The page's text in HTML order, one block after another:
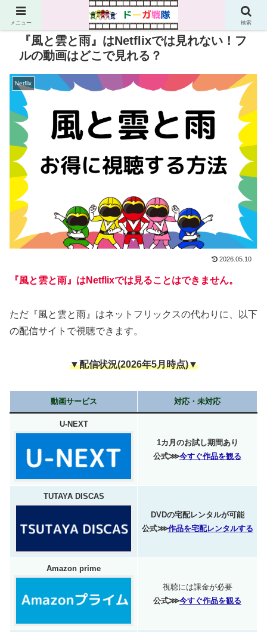
PR
『風と雲と雨』はNetflixでは見れない！フ
ルの動画はどこで見れる？
Netflix
2026.05.10
『風と雲と雨』はNetflixでは見ることはできません。
ただ『風と雲と雨』はネットフリックスの代わりに、以下
の配信サイトで視聴できます。
▼配信状況(2026年5月時点)▼
動画サービス 対応・未対応
U-NEXT
1カ月のお試し期間あり
公式⋙今すぐ作品を観る
TUTAYA DISCAS
DVDの宅配レンタルが可能
公式⋙作品を宅配レンタルする
Amazon prime
視聴には課金が必要
公式⋙今すぐ作品を観る
メニュー 検索